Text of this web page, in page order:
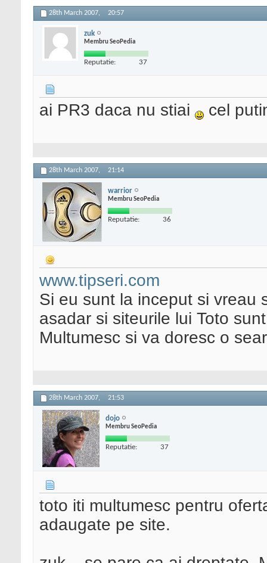
28th March 2007, 20:57
zuk
Membru SeoPedia
Reputatie: 37
ai PR3 daca nu stiai cel
28th March 2007, 21:14
warrior
Membru SeoPedia
Reputatie: 36
www.tipseri.com
Si eu sunt la inceput si vreau
asadar si siteurile lui Toto
Multumesc si va doresc o
28th March 2007, 21:53
dojo
Membru SeoPedia
Reputatie: 37
toto iti multumesc pentru
adaugate pe site.